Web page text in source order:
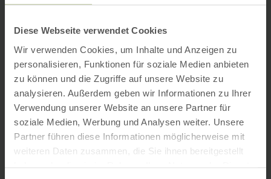
Diese Webseite verwendet Cookies
Wir verwenden Cookies, um Inhalte und Anzeigen zu
personalisieren, Funktionen für soziale Medien anbieten
zu können und die Zugriffe auf unsere Website zu
analysieren. Außerdem geben wir Informationen zu Ihrer
Verwendung unserer Website an unsere Partner für
soziale Medien, Werbung und Analysen weiter. Unsere
Partner führen diese Informationen möglicherweise mit
weiteren Daten zusammen, die Sie ihnen bereitgestellt